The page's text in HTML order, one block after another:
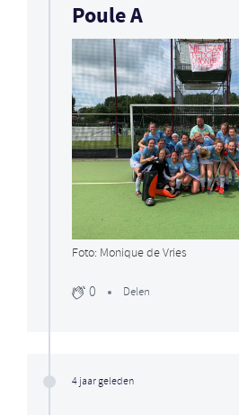
Poule A
Foto: Monique de Vries
0 Delen
4 jaar geleden